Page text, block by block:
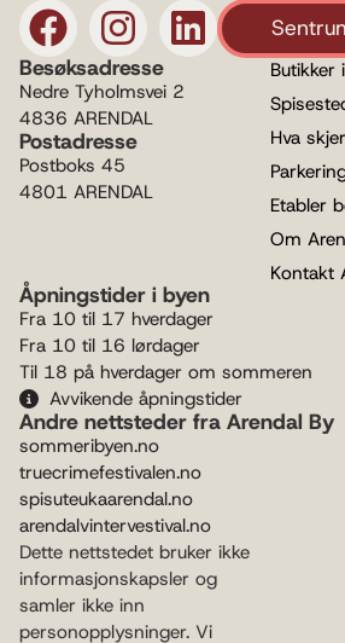
Besøksadresse
Nedre Tyholmsvei 2
4836 ARENDAL
Postadresse
Postboks 45
4801 ARENDAL
Butikker
Hva
Etabler
Om
Kontakt
Åpningstider i byen
Fra 10 til 17 hverdager
Fra 10 til 16 lørdager
Til 18 på hverdager om sommeren
Avvikende åpningstider
Andre nettsteder fra Arendal By
sommeribyen.no
truecrimefestivalen.no
spisuteukaarendal.no
arendalvintervestival.no
Dette nettstedet bruker ikke
informasjonskapsler og
samler ikke inn
personopplysninger. Vi